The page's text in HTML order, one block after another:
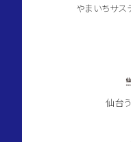
1
やまいちサ
仙台